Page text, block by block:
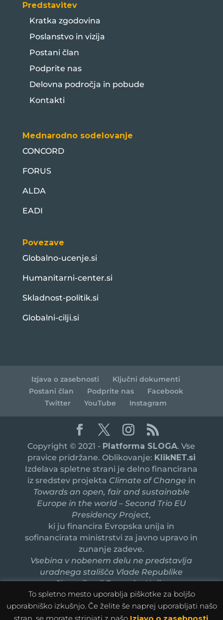
Predstavitev
Kratka zgodovina
Poslanstvo in vizija
Postani član
Podprite nas
Delovna področja in pobude
Kontakti
Mednarodno sodelovanje
CONCORD
FORUS
ALDA
EADI
Povezave
Globalno-ucenje.si
Humanitarni-center.si
Skladnost-politik.si
Globalni-cilji.si
Izjava o zasebnosti
Ključni dokumenti
Postani član
Podprite nas
Facebook
Twitter
YouTube Instagram
Copyright © 2021 - Platforma SLOGA. Vse
pravice pridržane. Oblikovanje: KlikNET.si
Izdelava spletne strani je delno financirana
iz sredstev projekta Climate of Change in
Towards an open, fair and sustainable
Europe in the world – Second Trio EU
Presidency Project,
ki ju financira Evropska unija in
sofinancirata ministrstvi za javno upravo in
zunanje zadeve.
Vsebina v nobenem delu ne predstavlja
uradnega stališča Vlade Republike
Slovenije ali Evropske Unije.
To spletno mesto uporablja piškotke za boljšo
uporabniško izkušnjo. Če želite še naprej uporabljati našo